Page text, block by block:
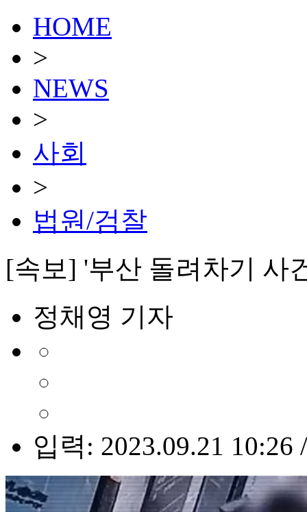
HOME
>
NEWS
>
사회
>
법원/검찰
[속보] '부산 돌려차기 사
정채영 기자
입력: 2023.09.21 10:26